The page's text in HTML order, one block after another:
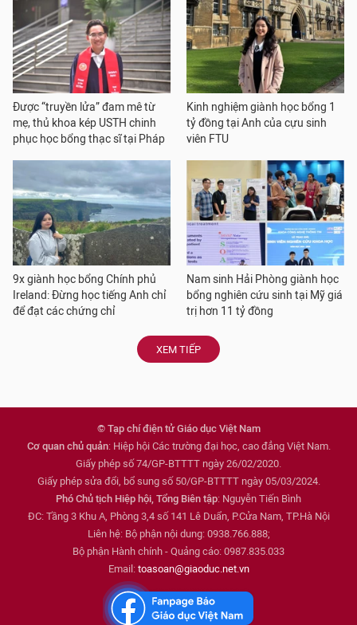
Được “truyền lửa” đam mê từ
mẹ, thủ khoa kép USTH chinh
phục học bổng thạc sĩ tại Pháp
Kinh nghiệm giành học bổng 1
tỷ đồng tại Anh của cựu sinh
viên FTU
9x giành học bổng Chính phủ
Ireland: Đừng học tiếng Anh chỉ
để đạt các chứng chỉ
Nam sinh Hải Phòng giành học
bổng nghiên cứu sinh tại Mỹ giá
trị hơn 11 tỷ đồng
XEM TIẾP
© Tạp chí điện tử Giáo dục Việt Nam
Cơ quan chủ quản: Hiệp hội Các trường đại học, cao đẳng Việt Nam.
Giấy phép số 74/GP-BTTTT ngày 26/02/2020.
Giấy phép sửa đổi, bổ sung số 50/GP-BTTTT ngày 05/03/2024.
Phó Chủ tịch Hiệp hội, Tổng Biên tập: Nguyễn Tiến Bình
ĐC: Tầng 3 Khu A, Phòng 3,4 số 141 Lê Duẩn, P.Cửa Nam, TP.Hà Nội
Liên hệ: Bộ phận nội dung: 0938.766.888;
Bộ phận Hành chính - Quảng cáo: 0987.835.033
Email: toasoan@giaoduc.net.vn